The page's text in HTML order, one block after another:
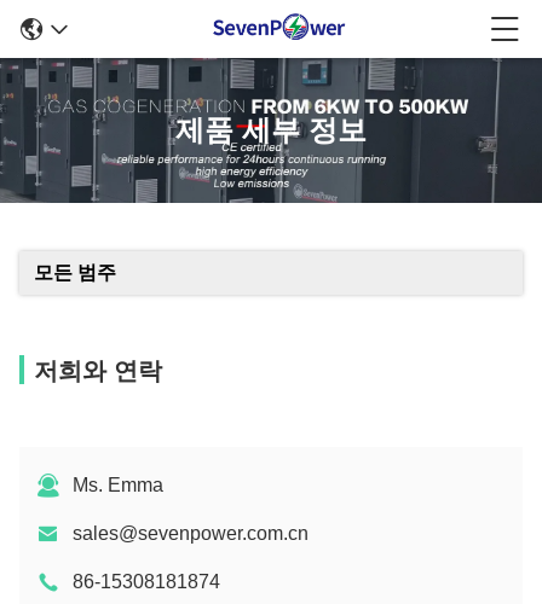
제품 세부 정보
모든 범주
저희와 연락
Ms. Emma
sales@sevenpower.com.cn
86-15308181874